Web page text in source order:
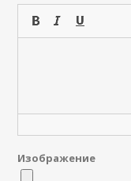
Изображение